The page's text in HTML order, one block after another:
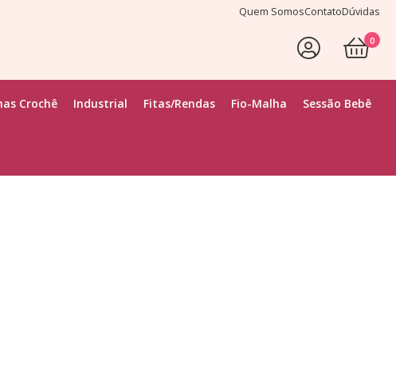
Quem SomosContatoDúvidas
Crochê Industrial Fitas/Rendas Fio-Malha Sessão Bebê
0